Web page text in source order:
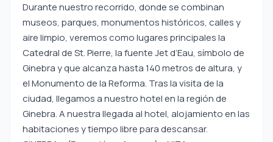
Durante nuestro recorrido, donde se combinan
museos, parques, monumentos históricos, calles y
aire limpio, veremos como lugares principales la
Catedral de St. Pierre, la fuente Jet d’Eau, símbolo de
Ginebra y que alcanza hasta 140 metros de altura, y
el Monumento de la Reforma. Tras la visita de la
ciudad, llegamos a nuestro hotel en la región de
Ginebra. A nuestra llegada al hotel, alojamiento en las
habitaciones y tiempo libre para descansar.